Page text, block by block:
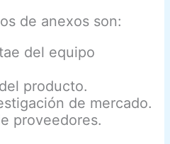
de anexos son:
del equipo
producto.
de mercado.
proveedores.